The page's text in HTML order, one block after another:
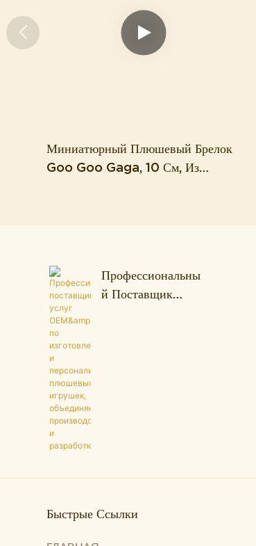
Миниатюрный Плюшевый Брелок
Goo Goo Gaga, 10 См, Из
Профессиональны
Й Поставщик
Быстрые Ссылки